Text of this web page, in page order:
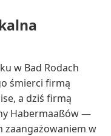
w Bad Rodach
śmierci firmą
a dziś firmą
Habermaaßów —
zaangażowaniem w